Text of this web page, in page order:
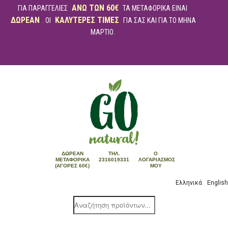
ΓΙΑ ΠΑΡΑΓΓΕΛΙΕΣ ΑΝΩ ΤΩΝ 60€ ΤΑ ΜΕΤΑΦΟΡΙΚΑ ΕΙΝΑΙ
ΔΩΡΕΑΝ . ΟΙ ΚΑΛΥΤΕΡΕΣ ΤΙΜΕΣ
ΓΙΑ ΣΑΣ ΚΑΙ ΓΙΑ ΤΟ ΜΗΝΑ
ΜΑΡΤΙΟ.
ΔΩΡΕΆΝ
ΜΕΤΑΦΟΡΙΚΆ
(ΑΓΟΡΈΣ 60€)
ΤΗΛ.
2316019331
Ο
ΛΟΓΑΡΙΑΣΜΌΣ
ΜΟΥ
Ελληνικά English
Products